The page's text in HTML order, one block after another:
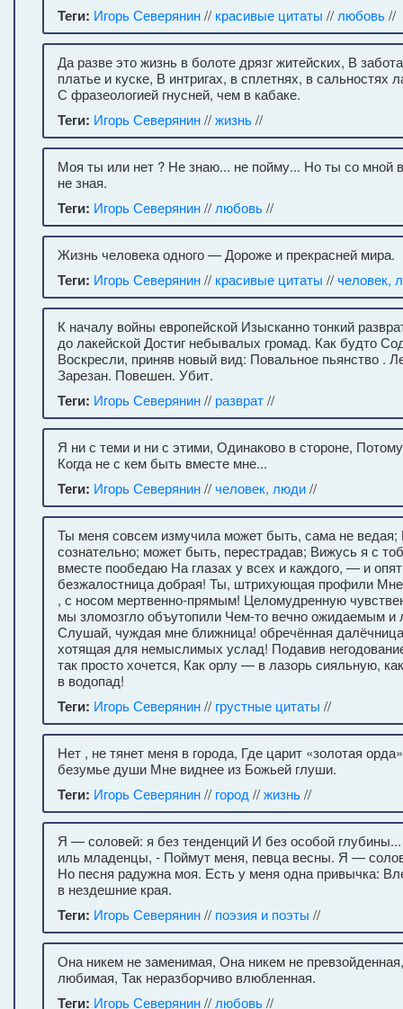
Теги: Игорь Северянин// красивые цитаты // любовь//
Да разве это жизнь в болоте дрязг житейских, В
платье и куске, В интригах, в сплетнях, в сальностях
С фразеологией гнусней, чем в кабаке.
Теги: Игорь Северянин//жизнь//
Моя ты или нет ? Не знаю... не пойму... Но ты со мной
не зная.
Теги: Игорь Северянин// любовь//
Жизнь человека одного — Дороже и прекрасней мира.
Теги: Игорь Северянин// красивые цитаты //человек,
К началу войны европейской Изысканно тонкий
до лакейской Достиг небывалых громад. Как будто
Воскресли, приняв новый вид: Повальное пьянство .
Зарезан. Повешен. Убит.
Теги: Игорь Северянин// разврат//
Я ни с теми и ни с этими, Одинаково в стороне,
Когда не с кем быть вместе мне...
Теги: Игорь Северянин//человек, люди//
Ты меня совсем измучила может быть, сама не
сознательно; может быть, перестрадав; Вижусь я с
вместе пообедаю На глазах у всех и каждого, — и
безжалостница добрая! Ты, штрихующая профили
, с носом мертвенно-прямым! Целомудренную
мы зломозгло объутопили Чем-то вечно ожидаемым и
Слушай, чуждая мне ближница! обречённая
хотящая для немыслимых услад! Подавив
так просто хочется, Как орлу — в лазорь сияльную,
в водопад!
Теги: Игорь Северянин// грустные цитаты //
Нет , не тянет меня в города, Где царит «золотая
безумье души Мне виднее из Божьей глуши.
Теги: Игорь Северянин// город //жизнь//
Я — соловей: я без тенденций И без особой
иль младенцы, - Поймут меня, певца весны. Я —
Но песня радужна моя. Есть у меня одна привычка:
в нездешние края.
Теги: Игорь Северянин// поэзия и поэты //
Она никем не заменимая, Она никем не
любимая, Так неразборчиво влюбленная.
Теги: Игорь Северянин// любовь//